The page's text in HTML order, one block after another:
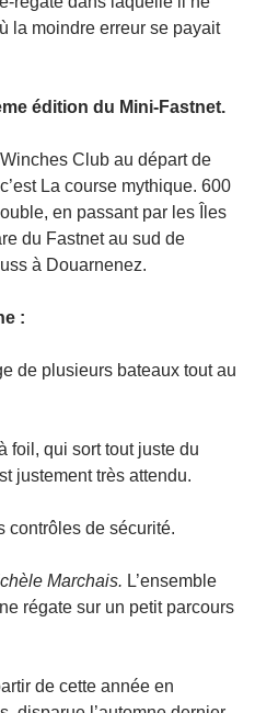
la moindre erreur se payait
édition du Mini-Fastnet.
Club au départ de
La course mythique. 600
en passant par les Îles
du Fastnet au sud de
à Douarnenez.
:
de plusieurs bateaux tout au
foil, qui sort tout juste du
justement très attendu.
contrôles de sécurité.
Marchais. L’ensemble
régate sur un petit parcours
de cette année en